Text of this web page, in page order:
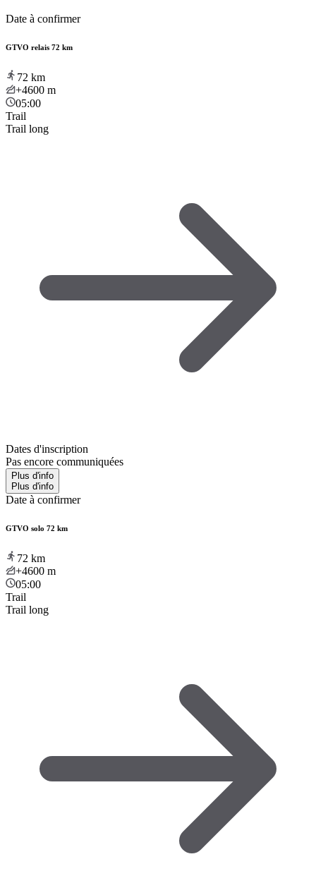
Date à confirmer
GTVO relais 72 km
72 km
+4600 m
05:00
Trail
Trail long
Dates d'inscription
Pas encore communiquées
Plus d'info
Plus d'info
Date à confirmer
GTVO solo 72 km
72 km
+4600 m
05:00
Trail
Trail long